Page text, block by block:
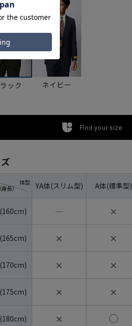
ック ネイビー
Find your size
長）
体型 YA体(スリム型) A体(標準型)
― ✕
✕ ✕
✕ ✕
✕ ✕
✕